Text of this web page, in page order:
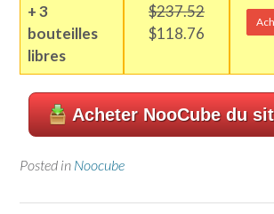
+ 3
bouteilles
libres
$237.52
$118.76
Acheter NooCube du
Posted in Noocube